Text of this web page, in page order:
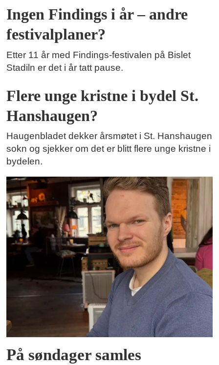
Ingen Findings i år – andre
festivalplaner?
Etter 11 år med Findings-festivalen på Bislet
Stadiln er det i år tatt pause.
Flere unge kristne i bydel St.
Hanshaugen?
Haugenbladet dekker årsmøtet i St. Hanshaugen
sokn og sjekker om det er blitt flere unge kristne i
bydelen.
På søndager samles